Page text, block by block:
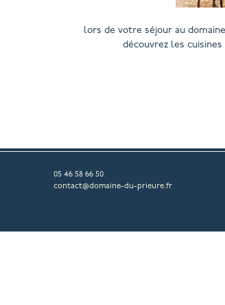
lors de votre séjour au
découvrez les
05 46 58 66 50
contact@domaine-du-prieure.fr